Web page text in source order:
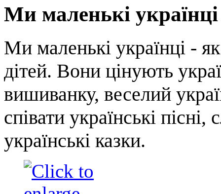
Ми маленькі українці
Ми маленькі українці -
дітей. Вони цінують
вишиванку, веселий
співати українські
українські казки.